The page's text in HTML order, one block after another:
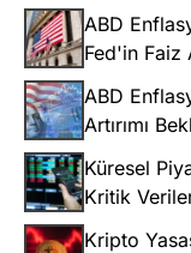
ABD
Fed'in Faiz
ABD
Artırımı
Küresel
Kritik
Kripto